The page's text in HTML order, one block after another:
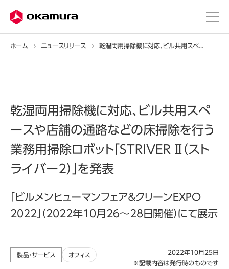
ホーム ニュースリリース
乾湿両用掃除機に対応、ビル共用スペ
ースや店舗の通路などの床掃除を行う
業務用掃除ロボット「STRIVER Ⅱ（スト
ライバー2）」を発表
「ビルメンヒューマンフェア＆クリーンEXPO
2022」（2022年10月26～28日開催）にて展示
製品・サービス オフィス
2022年10月25日
※記載内容は発行時のものです